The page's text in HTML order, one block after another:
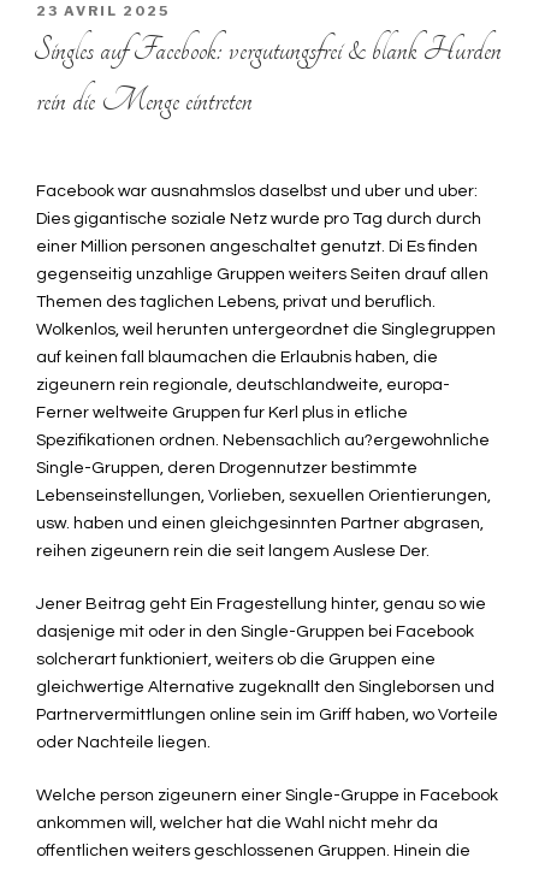
PUBLIÉ
LE
23 AVRIL 2025
Singles auf Facebook: vergutungsfrei & blank Hurden
rein die Menge eintreten
Facebook war ausnahmslos daselbst und uber und uber:
Dies gigantische soziale Netz wurde pro Tag durch durch
einer Million personen angeschaltet genutzt. Di Es finden
gegenseitig unzahlige Gruppen weiters Seiten drauf allen
Themen des taglichen Lebens, privat und beruflich.
Wolkenlos, weil herunten untergeordnet die Singlegruppen
auf keinen fall blaumachen die Erlaubnis haben, die
zigeunern rein regionale, deutschlandweite, europa-
Ferner weltweite Gruppen fur Kerl plus in etliche
Spezifikationen ordnen. Nebensachlich au?ergewohnliche
Single-Gruppen, deren Drogennutzer bestimmte
Lebenseinstellungen, Vorlieben, sexuellen Orientierungen,
usw. haben und einen gleichgesinnten Partner abgrasen,
reihen zigeunern rein die seit langem Auslese Der.
Jener Beitrag geht Ein Fragestellung hinter, genau so wie
dasjenige mit oder in den Single-Gruppen bei Facebook
solcherart funktioniert, weiters ob die Gruppen eine
gleichwertige Alternative zugeknallt den Singleborsen und
Partnervermittlungen online sein im Griff haben, wo Vorteile
oder Nachteile liegen.
Welche person zigeunern einer Single-Gruppe in Facebook
ankommen will, welcher hat die Wahl nicht mehr da
offentlichen weiters geschlossenen Gruppen. Hinein die